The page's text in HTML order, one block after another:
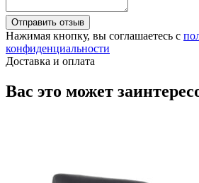
Отправить отзыв
Нажимая кнопку, вы соглашаетесь с
конфиденциальности
Доставка и оплата
Вас это может